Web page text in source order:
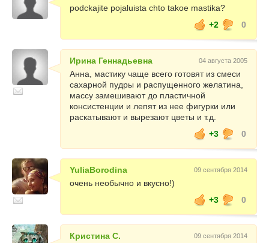
podckajite pojaluista chto takoe mastika?
+2
0
Ирина Геннадьевна 04 августа 2005
Анна, мастику чаще всего готовят из смеси
сахарной пудры и распущенного желатина,
массу замешивают до пластичной
консистенции и лепят из нее фигурки или
раскатывают и вырезают цветы и т.д.
+3
0
YuliaBorodina 09 сентября 2014
очень необычно и вкусно!)
+3
0
Кристина С. 09 сентября 2014